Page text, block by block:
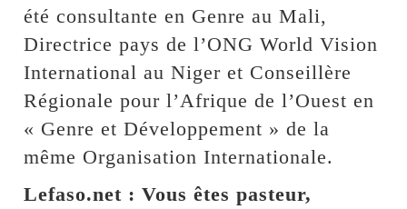
été consultante en Genre au Mali,
Directrice pays de l’ONG World Vision
International au Niger et Conseillère
Régionale pour l’Afrique de l’Ouest en
« Genre et Développement » de la
même Organisation Internationale.
Lefaso.net : Vous êtes pasteur,